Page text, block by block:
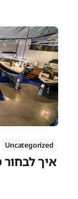
Uncategorized
איך